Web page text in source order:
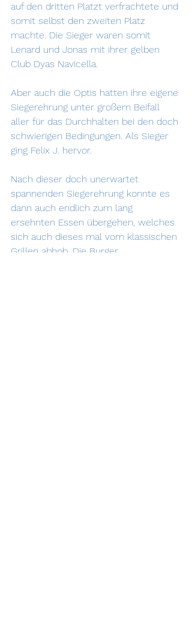
auf den dritten Platzt verfrachtete und
somit selbst den zweiten Platz
machte. Die Sieger waren somit
Lenard und Jonas mit ihrer gelben
Club Dyas Navicella.
Aber auch die Optis hatten ihre eigene
Siegerehrung unter großem Beifall
aller für das Durchhalten bei den doch
schwierigen Bedingungen. Als Sieger
ging Felix J. hervor.
Nach dieser doch unerwartet
spannenden Siegerehrung konnte es
dann auch endlich zum lang
ersehnten Essen übergehen, welches
sich auch dieses mal vom klassischen
Grillen abhob. Die Burger